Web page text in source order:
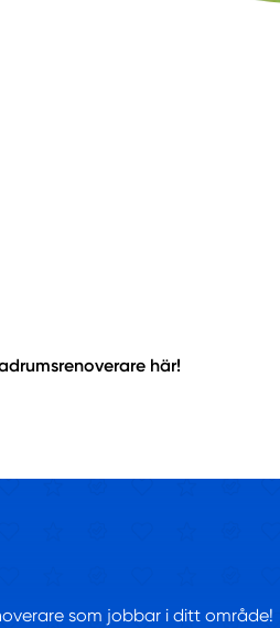
här!
som jobbar i ditt område!